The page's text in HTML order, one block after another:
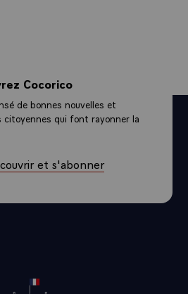
Cocorico
de bonnes nouvelles et
citoyennes qui font rayonner la
et s'abonner